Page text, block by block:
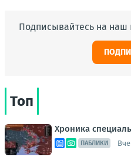
Подписывайтесь на наш
Топ
Хроника
ПАБЛИКИ